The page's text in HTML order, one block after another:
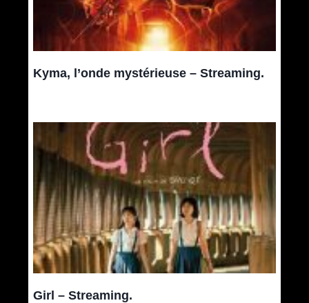
Kyma, l’onde mystérieuse – Streaming.
Girl – Streaming.